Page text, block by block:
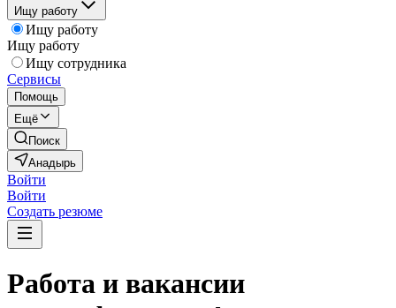
Ищу работу
Ищу работу
Ищу работу
Ищу сотрудника
Сервисы
Помощь
Ещё
Поиск
Анадырь
Войти
Войти
Создать резюме
Работа и вакансии